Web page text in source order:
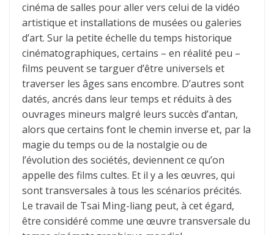
cinéma de salles pour aller vers celui de la vidéo
artistique et installations de musées ou galeries
d’art. Sur la petite échelle du temps historique
cinématographiques, certains – en réalité peu –
films peuvent se targuer d’être universels et
traverser les âges sans encombre. D’autres sont
datés, ancrés dans leur temps et réduits à des
ouvrages mineurs malgré leurs succès d’antan,
alors que certains font le chemin inverse et, par la
magie du temps ou de la nostalgie ou de
l’évolution des sociétés, deviennent ce qu’on
appelle des films cultes. Et il y a les œuvres, qui
sont transversales à tous les scénarios précités.
Le travail de Tsai Ming-liang peut, à cet égard,
être considéré comme une œuvre transversale du